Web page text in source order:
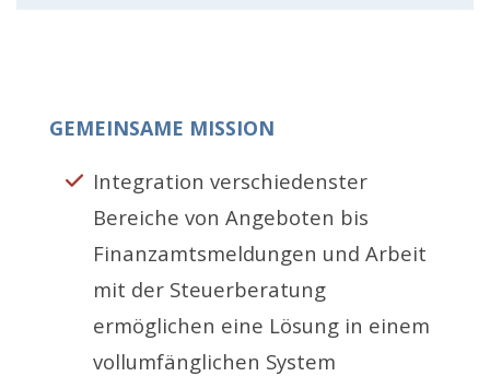
GEMEINSAME MISSION
Integration verschiedenster
Bereiche von Angeboten bis
Finanzamtsmeldungen und Arbeit
mit der Steuerberatung
ermöglichen eine Lösung in einem
vollumfänglichen System